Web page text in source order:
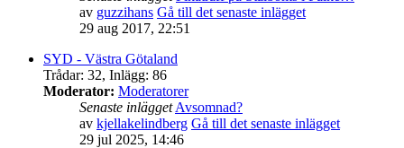
av guzzihans Gå till det senaste inlägget
29 aug 2017, 22:51
SYD - Västra Götaland
Trådar: 32, Inlägg: 86
Moderator: Moderatorer
Senaste inlägget Avsomnad?
av kjellakelindberg Gå till det senaste inlägget
29 jul 2025, 14:46